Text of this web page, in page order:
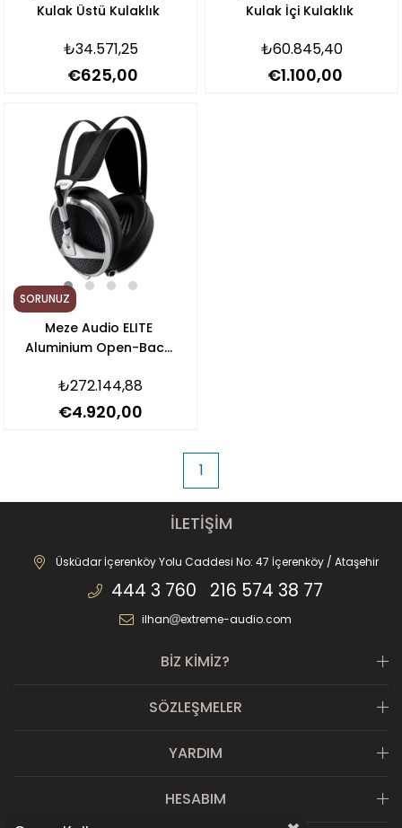
Kulak Üstü Kulaklık
₺34.571,25
€625,00
Kulak İçi Kulaklık
₺60.845,40
€1.100,00
SORUNUZ
Meze Audio ELITE
Aluminium Open-Back
₺272.144,88
€4.920,00
1
İLETİŞİM
Üsküdar İçerenköy Yolu Caddesi No: 47 İçerenköy / Ataşehir
444 3 760 216 574 38 77
ilhan extreme-audio.com
BİZ KİMİZ?
SÖZLEŞMELER
YARDIM
HESABIM